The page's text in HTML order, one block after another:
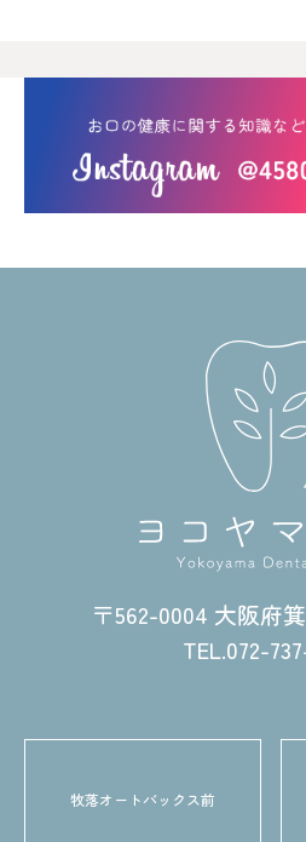
〒562-0004 大阪府
TEL.072-
牧落オートバックス前